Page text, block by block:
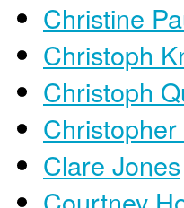
Christine
Christoph
Christoph
Christopher
Clare Jones